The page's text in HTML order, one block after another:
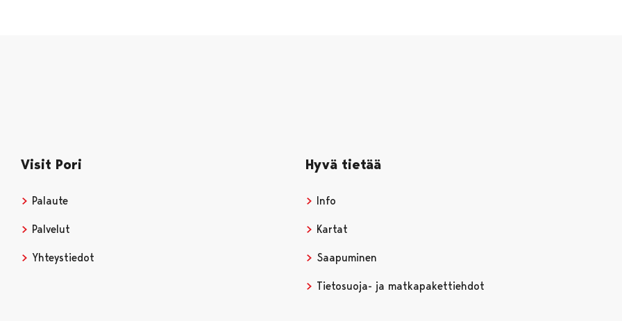
Visit Pori
Palaute
Palvelut
Yhteystiedot
Hyvä tietää
Info
Kartat
Saapuminen
Tietosuoja- ja matkapakettiehdot